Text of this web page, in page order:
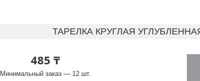
ТАРЕЛКА КРУГЛАЯ
485 ₸
Минимальный заказ — 12 шт.